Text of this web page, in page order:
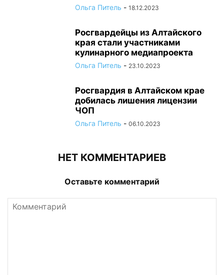
Ольга Питель - 18.12.2023
Росгвардейцы из Алтайского
края стали участниками
кулинарного медиапроекта
Ольга Питель - 23.10.2023
Росгвардия в Алтайском крае
добилась лишения лицензии
ЧОП
Ольга Питель - 06.10.2023
НЕТ КОММЕНТАРИЕВ
Оставьте комментарий